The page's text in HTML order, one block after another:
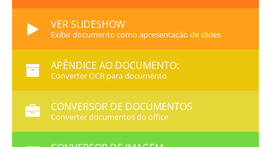
VER SLIDESHOW
Exibir documento como apresentação de slides
APÊNDICE AO DOCUMENTO:
Converter OCR para documento
CONVERSOR DE DOCUMENTOS
Converter documentos do office